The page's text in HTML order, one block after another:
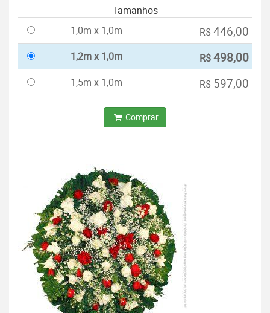
Tamanhos
1,0m x 1,0m
R$ 446,00
1,2m x 1,0m R$498,00
1,5m x 1,0m R$ 597,00
Comprar